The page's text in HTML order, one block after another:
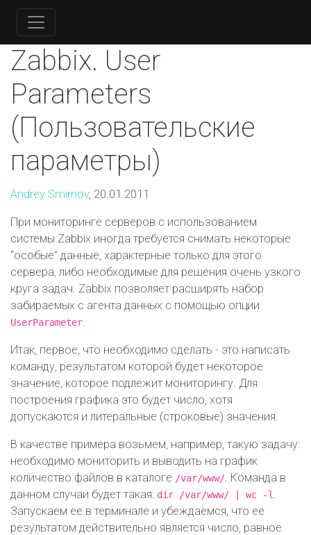
Zabbix. User
Parameters
(Пользовательские
параметры)
Andrey Smirnov, 20.01.2011
При мониторинге серверов с использованием
системы Zabbix иногда требуется снимать некоторые
“особые” данные, характерные только для этого
сервера, либо необходимые для решения очень узкого
круга задач. Zabbix позволяет расширять набор
забираемых с агента данных с помощью опции
UserParameter.
Итак, первое, что необходимо сделать - это написать
команду, результатом которой будет некоторое
значение, которое подлежит мониторингу. Для
построения графика это будет число, хотя
допускаются и литеральные (строковые) значения.
В качестве примера возьмем, например, такую задачу:
необходимо мониторить и выводить на график
количество файлов в каталоге /var/www/. Команда в
данном случаи будет такая: dir /var/www/ | wc -l .
Запускаем ее в терминале и убеждаемся, что ее
результатом действительно является число, равное